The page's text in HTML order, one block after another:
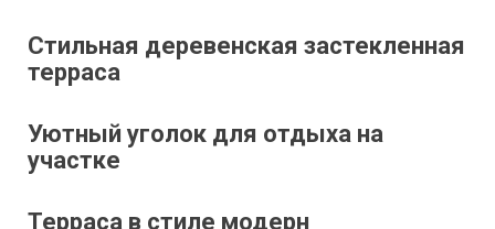
Стильная деревенская застекленная
терраса
Уютный уголок для отдыха на
участке
Терраса в стиле модерн